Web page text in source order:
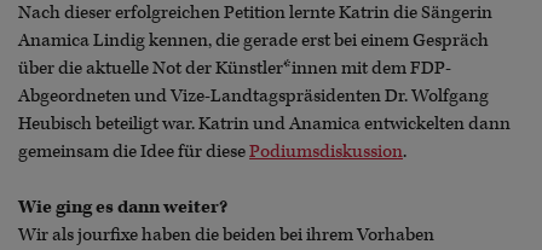
Nach dieser erfolgreichen Petition lernte Katrin die Sängerin
Anamica Lindig kennen, die gerade erst bei einem Gespräch
über die aktuelle Not der Künstler*innen mit dem FDP-
Abgeordneten und Vize-Landtagspräsidenten Dr. Wolfgang
Heubisch beteiligt war. Katrin und Anamica entwickelten dann
gemeinsam die Idee für diesePodiumsdiskussion.
Wie ging es dann weiter?
Wir als jourfixe haben die beiden bei ihrem Vorhaben